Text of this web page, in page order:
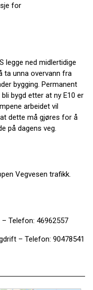
for
legge ned midlertidige
ta unna overvann fra
bygging. Permanent
bygd etter at ny E10 er
arbeidet vil
dette må gjøres for å
på dagens veg.
Vegvesen trafikk.
Telefon: 46962557
– Telefon: 90478541